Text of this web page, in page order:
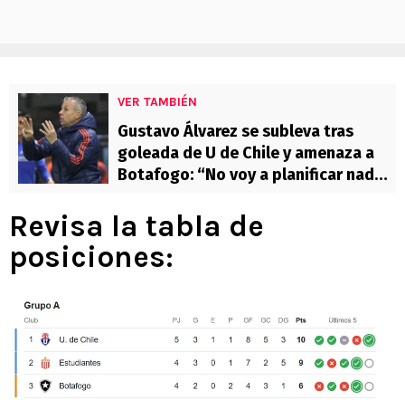
VER TAMBIÉN
Gustavo Álvarez se subleva tras
goleada de U de Chile y amenaza a
Botafogo: “No voy a planificar nada,
Revisa la tabla de
posiciones: